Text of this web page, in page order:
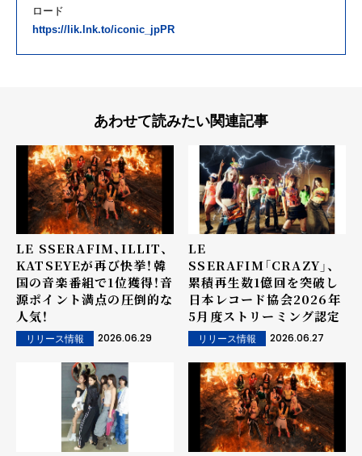
ロード
https://lik.lnk.to/iconic_jpPR
あわせて読みたい関連記事
LE SSERAFIM、ILLIT、
KATSEYEが再び快挙！韓
国の音楽番組で1位獲得！音
源ポイント満点の圧倒的な
人気！
リリース情報 2026.06.29
LE
SSERAFIM「CRAZY」、
累積再生数1億回を突破し
日本レコード協会2026年
5月度ストリーミング認定
リリース情報 2026.06.27